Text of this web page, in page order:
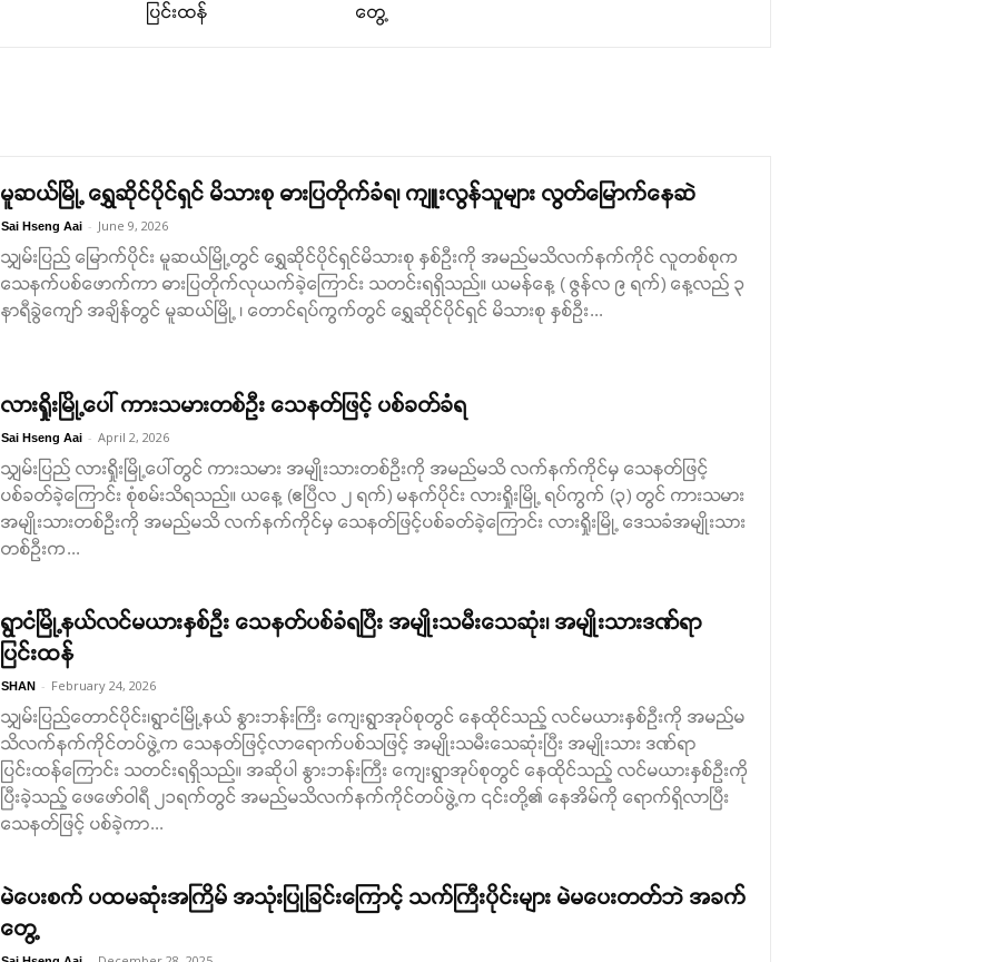
ပြင်းထန်
တွေ့
မူဆယ်မြို့ ရွှေဆိုင်ပိုင်ရှင် မိသားစု ဓားပြတိုက်ခံရ၊ ကျူးလွန်သူများ လွတ်မြောက်နေဆဲ
Sai Hseng Aai - June 9, 2026
သျှမ်းပြည် မြောက်ပိုင်း မူဆယ်မြို့တွင် ရွှေဆိုင်ပိုင်ရှင်မိသားစု နှစ်ဦးကို အမည်မသိလက်နက်ကိုင် လူတစ်စုက
သေနက်ပစ်ဖောက်ကာ ဓားပြတိုက်လုယက်ခဲ့ကြောင်း သတင်းရရှိသည်။ ယမန်နေ့ ( ဇွန်လ ၉ ရက်) နေ့လည် ၃
နာရီခွဲကျော် အချိန်တွင် မူဆယ်မြို့ ၊ တောင်ရပ်ကွက်တွင် ရွှေဆိုင်ပိုင်ရှင် မိသားစု နှစ်ဦး...
လားရှိုးမြို့ပေါ် ကားသမားတစ်ဉီး သေနတ်ဖြင့် ပစ်ခတ်ခံရ
Sai Hseng Aai - April 2, 2026
သျှမ်းပြည် လားရှိုးမြို့ပေါ်တွင် ကားသမား အမျိုးသားတစ်ဦးကို အမည်မသိ လက်နက်ကိုင်မှ သေနတ်ဖြင့်
ပစ်ခတ်ခဲ့ကြောင်း စုံစမ်းသိရသည်။ ယနေ့ (ဧပြီလ ၂ ရက်) မနက်ပိုင်း လားရှိုးမြို့ ရပ်ကွက် (၃) တွင် ကားသမား
အမျိုးသားတစ်ဦးကို အမည်မသိ လက်နက်ကိုင်မှ သေနတ်ဖြင့်ပစ်ခတ်ခဲ့ကြောင်း လားရှိုးမြို့ ဒေသခံအမျိုးသား
တစ်ဦးက...
ရွာငံမြို့နယ်လင်မယားနှစ်ဉီး သေနတ်ပစ်ခံရပြီး အမျိုးသမီးသေဆုံး၊ အမျိုးသားဒဏ်ရာ
ပြင်းထန်
SHAN - February 24, 2026
သျှမ်းပြည်တောင်ပိုင်း၊ရွာငံမြို့နယ် နွားဘန်းကြီး ကျေးရွာအုပ်စုတွင် နေထိုင်သည့် လင်မယားနှစ်ဉီးကို အမည်မ
သိလက်နက်ကိုင်တပ်ဖွဲ့က သေနတ်ဖြင့်လာရောက်ပစ်သဖြင့် အမျိုးသမီးသေဆုံးပြီး အမျိုးသား ဒဏ်ရာ
ပြင်းထန်ကြောင်း သတင်းရရှိသည်။ အဆိုပါ နွားဘန်းကြီး ကျေးရွာအုပ်စုတွင် နေထိုင်သည့် လင်မယားနှစ်ဉီးကို
ပြီးခဲ့သည့် ဖေဖော်ဝါရီ ၂၁ရက်တွင် အမည်မသိလက်နက်ကိုင်တပ်ဖွဲ့က ၎င်းတို့၏ နေအိမ်ကို ရောက်ရှိလာပြီး
သေနတ်ဖြင့် ပစ်ခဲ့ကာ...
မဲပေးစက် ပထမဆုံးအကြိမ် အသုံးပြုခြင်းကြောင့် သက်ကြီးပိုင်းများ မဲမပေးတတ်ဘဲ အခက်
တွေ့